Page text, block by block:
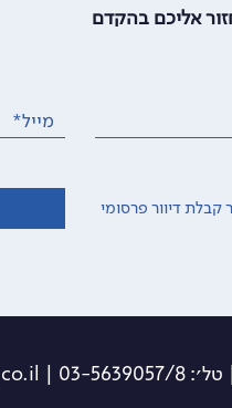
אליכם בהקדם
מייל*
דיוור פרסומי